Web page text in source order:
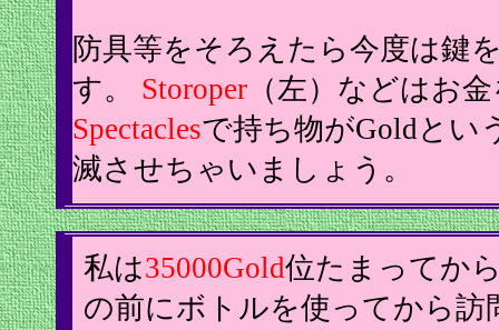
防具等をそろえたら今度は鍵
す。
Storoper （左）などはお
Spectaclesで持ち物がGoldとい
滅させちゃいましょう。
私は35000Gold位たまってか
の前にボトルを使ってから